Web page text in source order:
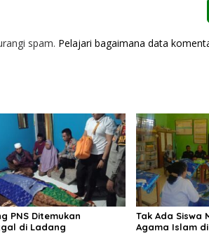
spam. Pelajari bagaimana data
PNS Ditemukan
di Ladang
Tak Ada Siswa
Agama Islam